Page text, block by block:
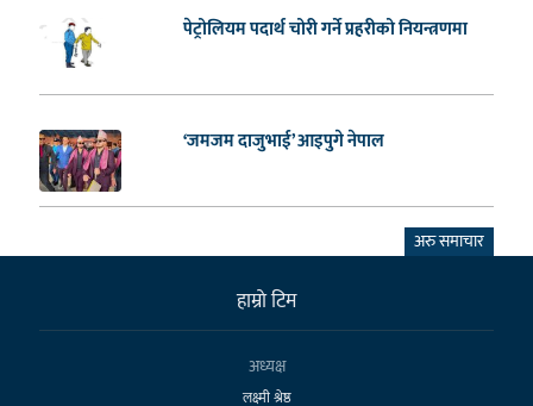
पेट्रोलियम पदार्थ चोरी गर्ने प्रहरीको नियन्त्रणमा
‘जमजम दाजुभाई’ आइपुगे नेपाल
अरु समाचार
हाम्राे टिम
अध्यक्ष
लक्ष्मी श्रेष्ठ